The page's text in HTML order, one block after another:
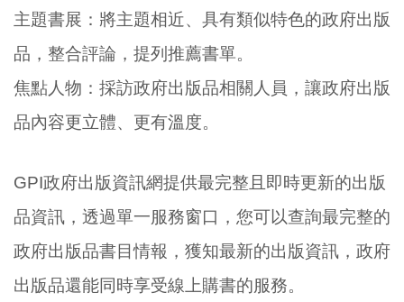
主題書展：將主題相近、具有類似特色的政府出版
品，整合評論，提列推薦書單。
焦點人物：採訪政府出版品相關人員，讓政府出版
品內容更立體、更有溫度。
GPI政府出版資訊網提供最完整且即時更新的出版
品資訊，透過單一服務窗口，您可以查詢最完整的
政府出版品書目情報，獲知最新的出版資訊，政府
出版品還能同時享受線上購書的服務。